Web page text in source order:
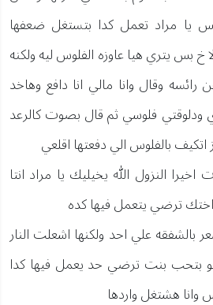
ازاي بس يا مراد تعمل كدا بتستغل ضعفها
بس يتري هيا عاوزه الفلوس ليه ولكنه
وقال وانا مالي انا دافع وهاخد
فلوسي ثم قال بصوت كالرعد
اتكيف بالفلوس الي دفعتها اقلعي
النزول الله يخيليك يا مراد انتا
ترضي يتعمل فيها كده
بالشفقه علي احد ولكنها اشعلت النار
بتحب بنت ترضي حد يعمل فيها كدا
وانا هشتغل واردها